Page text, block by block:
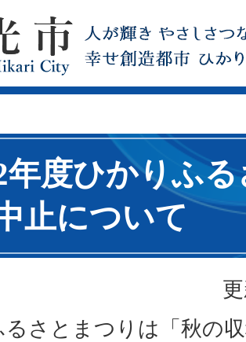
年度ひかりふ
止について
さとまつりは「秋の